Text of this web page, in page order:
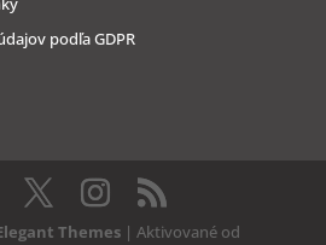
podľa GDPR
Themes| Aktivované od